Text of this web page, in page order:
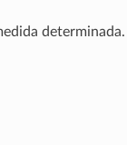
determinada.